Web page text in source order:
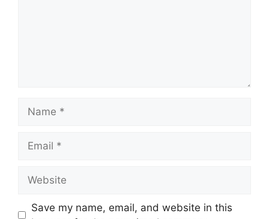
Save my name, email, and website in this